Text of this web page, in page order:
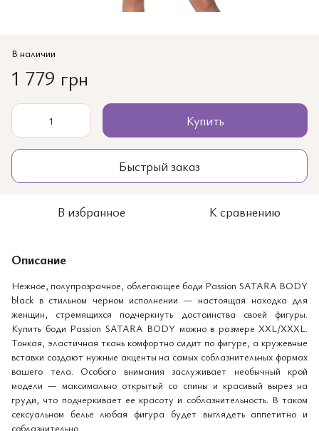
В наличии
1 779 грн
Купить
Быстрый заказ
В избранное К сравнению
Описание
Нежное, полупрозрачное, облегающее боди Passion SATARA BODY
black в стильном черном исполнении — настоящая находка для
женщин, стремящихся подчеркнуть достоинства своей фигуры.
Купить боди Passion SATARA BODY можно в размере XXL/XXXL.
Тонкая, эластичная ткань комфортно сидит по фигуре, а кружевные
вставки создают нужные акценты на самых соблазнительных формах
вашего тела. Особого внимания заслуживает необычный крой
модели — максимально открытый со спины и красивый вырез на
груди, что подчеркивает ее красоту и соблазнительность. В таком
сексуальном белье любая фигура будет выглядеть аппетитно и
соблазнительно.